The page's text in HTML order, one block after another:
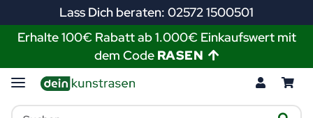
Lass Dich beraten: 02572 1500501
Erhalte 100€ Rabatt ab 1.000€ Einkaufswert mit
dem Code RASEN